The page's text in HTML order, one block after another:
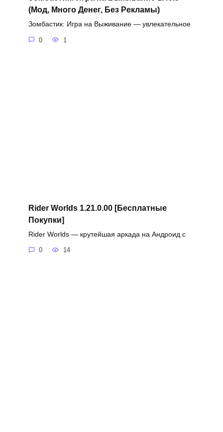
(Мод, Много Денег, Без Рекламы)
Зомбастик: Игра на Выживание — увлекательное
0 1
Rider Worlds 1.21.0.00 [Бесплатные
Покупки]
Rider Worlds — крутейшая аркада на Андроид с
0 14